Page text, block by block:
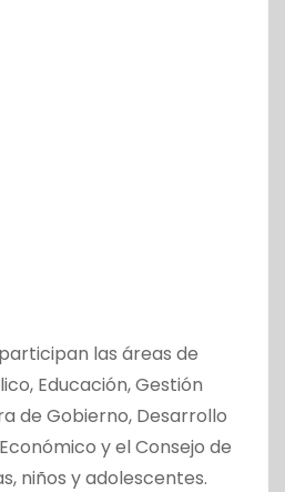
las áreas de
Educación, Gestión
de Gobierno, Desarrollo
y el Consejo de
niños y adolescentes.